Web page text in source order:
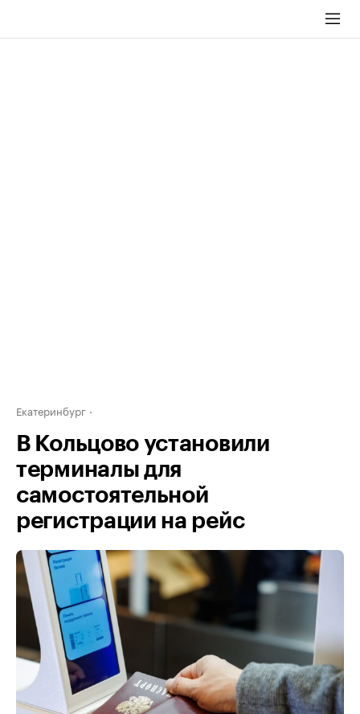
Екатеринбург
В Кольцово установили
терминалы для
самостоятельной
регистрации на рейс